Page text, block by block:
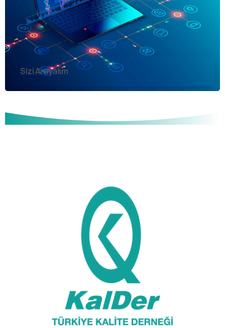
Sizi Arayalım